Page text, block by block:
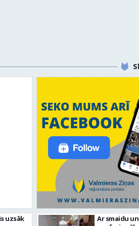
laikmetīgās kultūras
uzsāk
Ar smaidu un